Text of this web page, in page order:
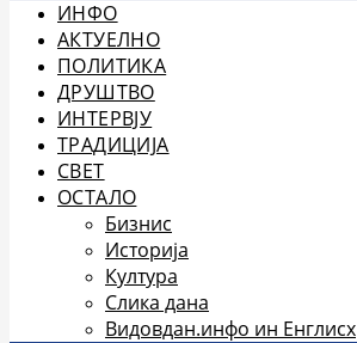
ИНФО
АКТУЕЛНО
ПОЛИТИКА
ДРУШТВО
ИНТЕРВЈУ
ТРАДИЦИЈА
СВЕТ
ОСТАЛО
Бизнис
Историја
Култура
Слика дана
Видовдан.инфо ин Енглисх